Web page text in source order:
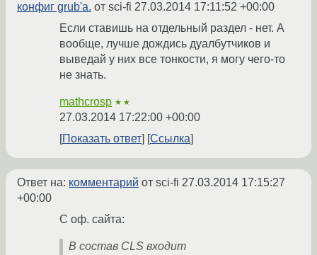
конфиг grub'а. от sci-fi 27.03.2014 17:11:52 +00:00
Если ставишь на отдельный раздел - нет. А
вообще, лучше дождись дуалбутчиков и
выведай у них все тонкости, я могу чего-то
не знать.
mathcrosp ★★
27.03.2014 17:22:00 +00:00
Показать ответ
Ссылка
Ответ на: комментарий от sci-fi 27.03.2014 17:15:27
+00:00
С оф. сайта:
В состав CLS входит